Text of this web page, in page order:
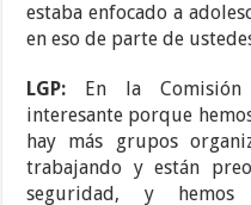
estaba enfocado a
en eso de parte de
LGP: En la Comisión
interesante porque
hay más grupos
trabajando y están
seguridad, y hemos